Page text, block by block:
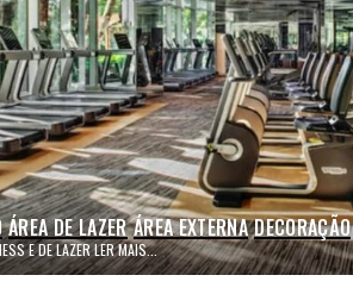
ÁREA DE LAZER ÁREA EXTERNA DECORAÇÃO
E DE LAZER LER MAIS...